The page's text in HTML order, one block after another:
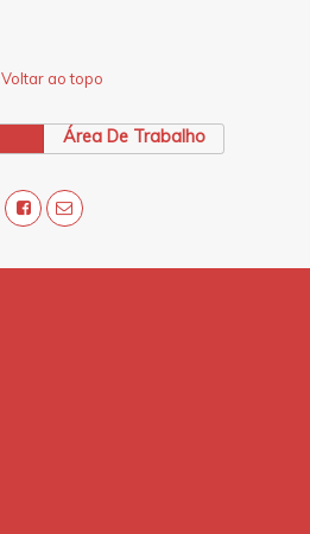
Voltar ao topo
Área De Trabalho